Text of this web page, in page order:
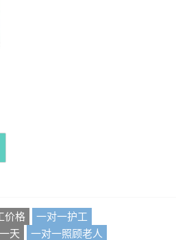
价格
一对一护工
天 一对一照顾老人